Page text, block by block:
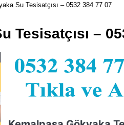
Su Tesisatçısı – 0532 384 77 07
Tesisatçısı –